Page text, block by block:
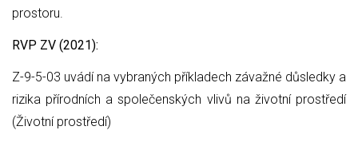
prostoru.
RVP ZV (2021):
Z-9-5-03 uvádí na vybraných příkladech závažné důsledky a
rizika přírodních a společenských vlivů na životní prostředí
(Životní prostředí)